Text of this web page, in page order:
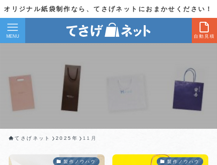
オリジナル紙袋制作なら、てさげネットにおまかせください！
自動見積
MENU
てさげネット 2025年 11月
製作ノウハウ 製作ノウハウ